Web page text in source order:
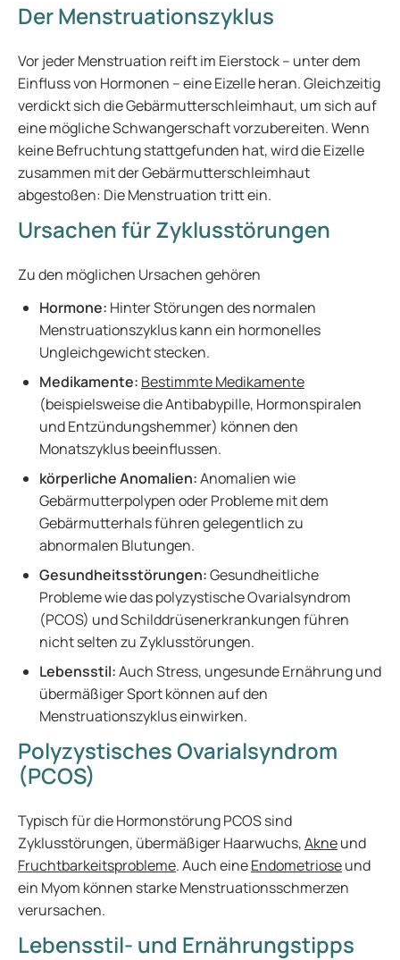
Der Menstruationszyklus
Vor jeder Menstruation reift im Eierstock – unter dem
Einfluss von Hormonen – eine Eizelle heran. Gleichzeitig
verdickt sich die Gebärmutterschleimhaut, um sich auf
eine mögliche Schwangerschaft vorzubereiten. Wenn
keine Befruchtung stattgefunden hat, wird die Eizelle
zusammen mit der Gebärmutterschleimhaut
abgestoßen: Die Menstruation tritt ein.
Ursachen für Zyklusstörungen
Zu den möglichen Ursachen gehören
Hormone: Hinter Störungen des normalen
Menstruationszyklus kann ein hormonelles
Ungleichgewicht stecken.
Medikamente: Bestimmte Medikamente
(beispielsweise die Antibabypille, Hormonspiralen
und Entzündungshemmer) können den
Monatszyklus beeinflussen.
körperliche Anomalien:Anomalien wie
Gebärmutterpolypen oder Probleme mit dem
Gebärmutterhals führen gelegentlich zu
abnormalen Blutungen.
Gesundheitsstörungen:Gesundheitliche
Probleme wie das polyzystische Ovarialsyndrom
(PCOS) und Schilddrüsenerkrankungen führen
nicht selten zu Zyklusstörungen.
Lebensstil:Auch Stress, ungesunde Ernährung und
übermäßiger Sport können auf den
Menstruationszyklus einwirken.
Polyzystisches Ovarialsyndrom
(PCOS)
Typisch für die Hormonstörung PCOS sind
Zyklusstörungen, übermäßiger Haarwuchs,Akneund
Fruchtbarkeitsprobleme. Auch eineEndometrioseund
ein Myom können starke Menstruationsschmerzen
verursachen.
Lebensstil- und Ernährungstipps